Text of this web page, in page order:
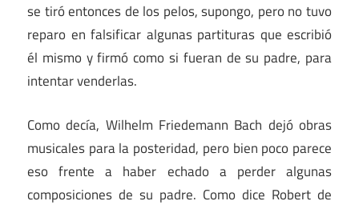
se tiró entonces de los pelos, supongo, pero no tuvo
reparo en falsificar algunas partituras que escribió
él mismo y firmó como si fueran de su padre, para
intentar venderlas.
Como decía, Wilhelm Friedemann Bach dejó obras
musicales para la posteridad, pero bien poco parece
eso frente a haber echado a perder algunas
composiciones de su padre. Como dice Robert de